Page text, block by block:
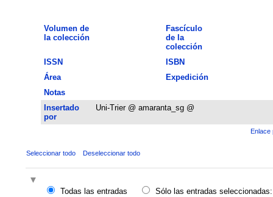
Volumen de
la colección
Fascículo
de la
colección
ISSN
ISBN
Área
Expedición
Notas
Insertado
por
Uni-Trier @ amaranta_sg @
Enlace
Seleccionar todo Deseleccionar todo
Todas las entradas
Sólo las entradas seleccionadas: